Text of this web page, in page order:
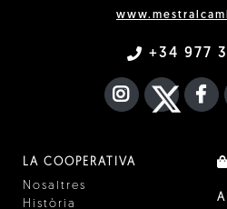
+34 977
INSTAGRAM
LA COOPERATIVA
Nosaltres
Història